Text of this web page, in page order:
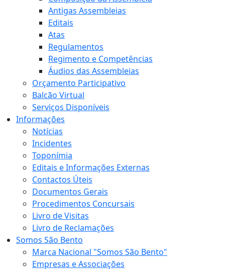
Antigas Assembleias
Editais
Atas
Regulamentos
Regimento e Competências
Áudios das Assembleias
Orçamento Participativo
Balcão Virtual
Serviços Disponíveis
Informações
Notícias
Incidentes
Toponímia
Editais e Informações Externas
Contactos Úteis
Documentos Gerais
Procedimentos Concursais
Livro de Visitas
Livro de Reclamações
Somos São Bento
Marca Nacional "Somos São Bento"
Empresas e Associações